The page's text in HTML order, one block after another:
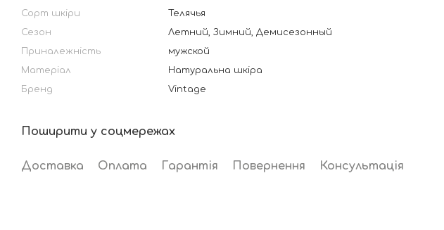
Сорт шкіри
Телячья
Сезон
Летний, Зимний, Демисезонный
Приналежність
мужской
Матеріал
Натуральна шкіра
Бренд
Vintage
Поширити у соцмережах
Доставка Оплата Гарантія Повернення Консультація